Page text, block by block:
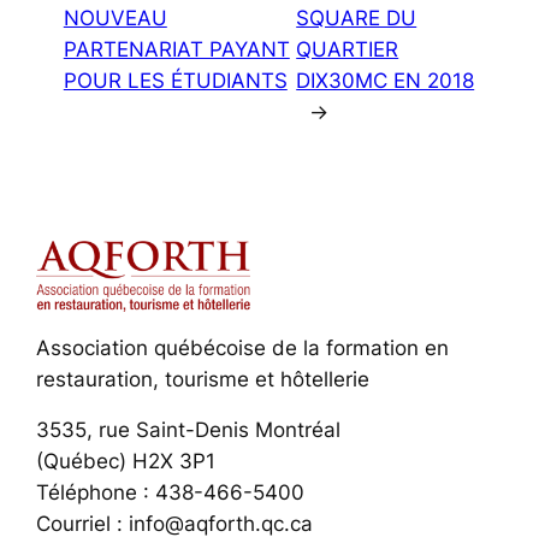
NOUVEAU
PARTENARIAT PAYANT
POUR LES ÉTUDIANTS
SQUARE DU
QUARTIER
DIX30MC EN 2018
→
Association québécoise de la formation en
restauration, tourisme et hôtellerie
3535, rue Saint-Denis Montréal
(Québec) H2X 3P1
Téléphone : 438-466-5400
Courriel : info@aqforth.qc.ca